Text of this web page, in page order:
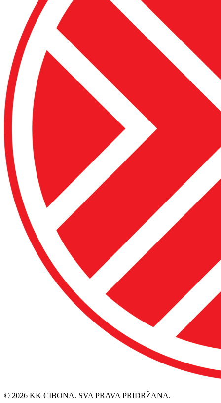
© 2026 KK CIBONA. SVA PRAVA PRIDRŽANA.